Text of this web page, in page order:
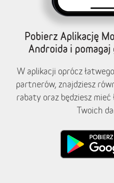
Pobierz Aplikację
Androida i
W aplikacji oprócz
partnerów, znajdziesz
rabaty oraz będziesz
Twoich